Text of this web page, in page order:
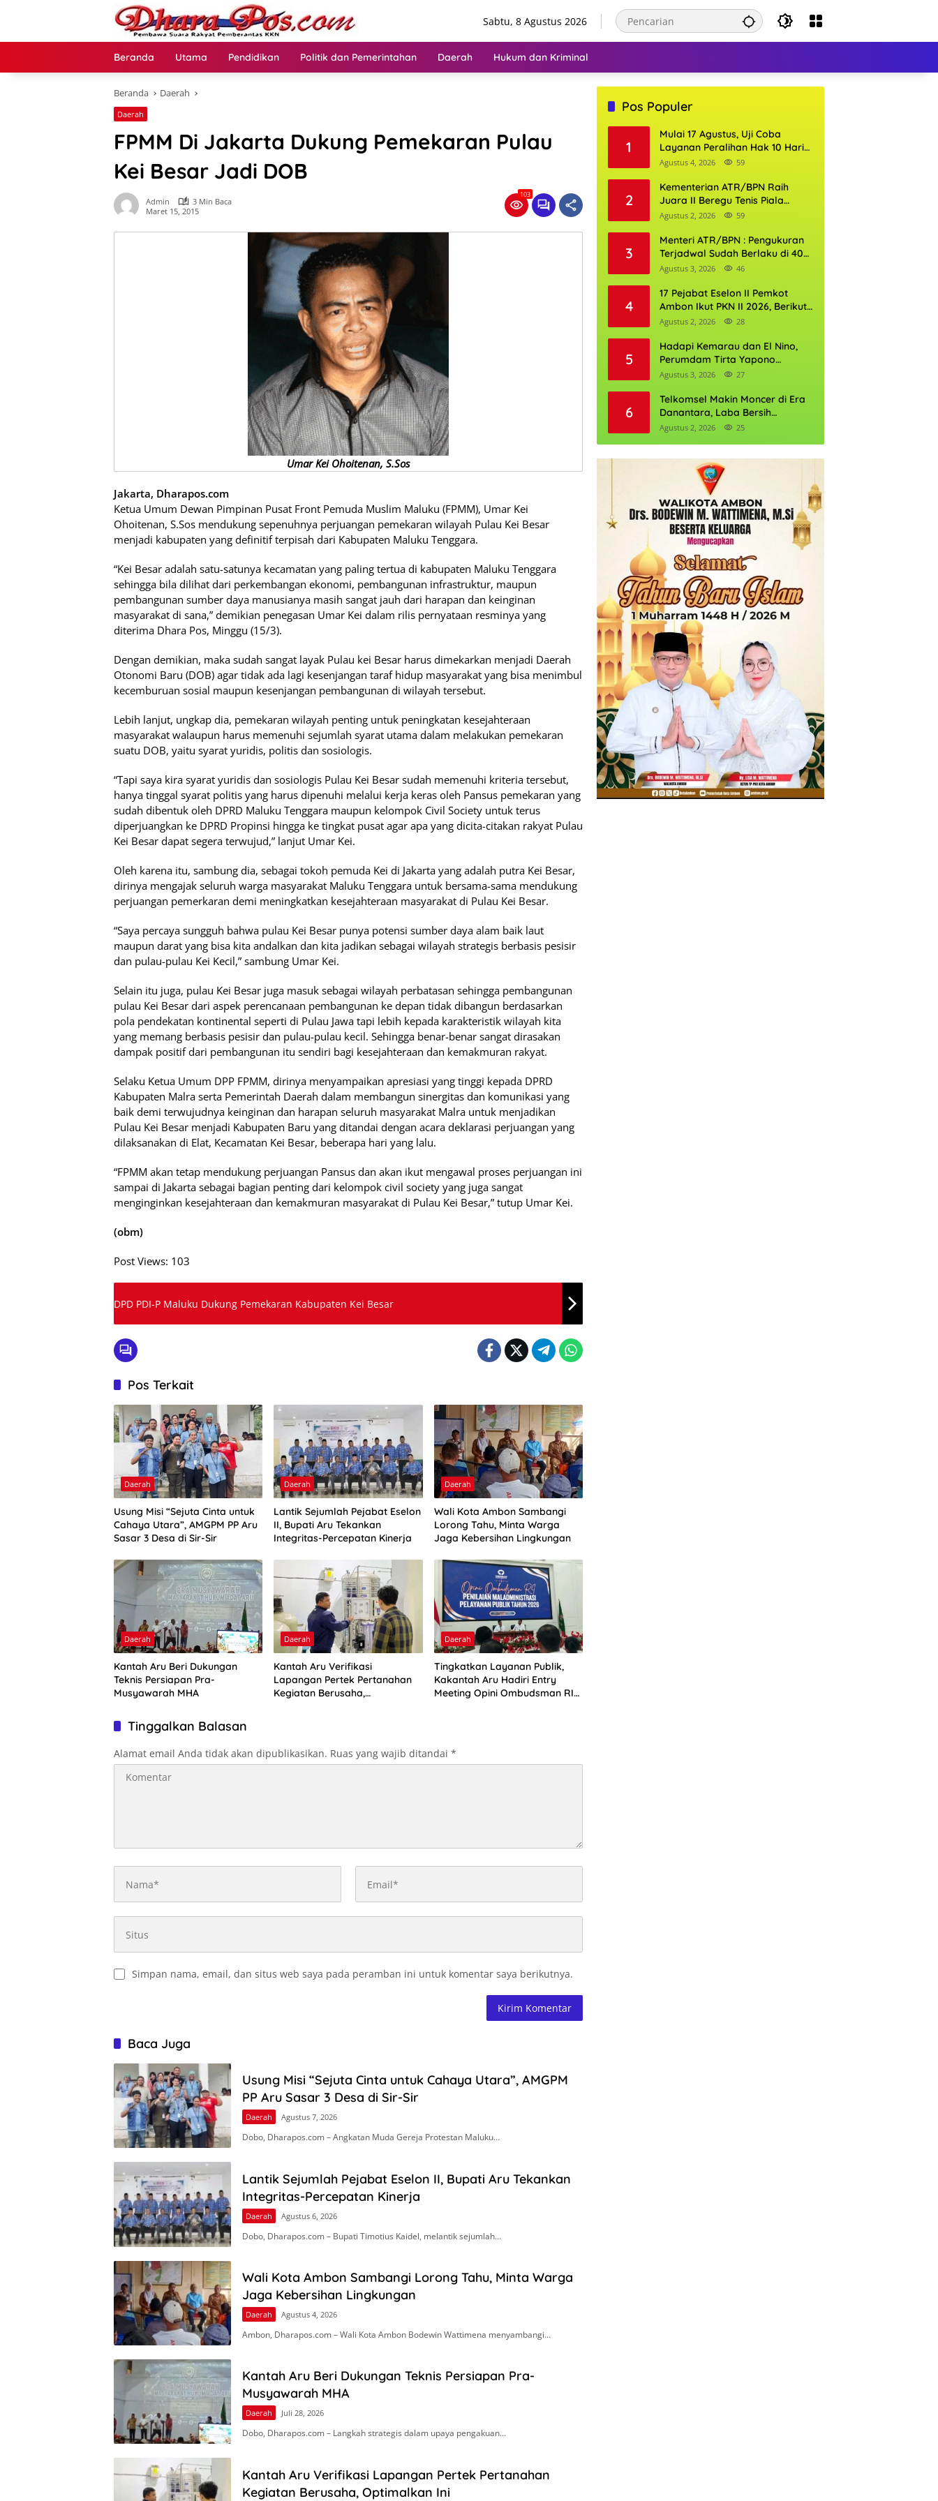
Sabtu, 8 Agustus 2026
Beranda Utama Pendidikan Politik dan Pemerintahan Daerah Hukum dan Kriminal
Beranda Daerah
Daerah
FPMM Di Jakarta Dukung Pemekaran Pulau
Kei Besar Jadi DOB
Admin
3 Min Baca
Maret 15, 2015
103
Umar Kei Ohoitenan, S.Sos
Jakarta, Dharapos.com
Ketua Umum Dewan Pimpinan Pusat Front Pemuda Muslim Maluku (FPMM), Umar Kei
Ohoitenan, S.Sos mendukung sepenuhnya perjuangan pemekaran wilayah Pulau Kei Besar
menjadi kabupaten yang definitif terpisah dari Kabupaten Maluku Tenggara.
“Kei Besar adalah satu-satunya kecamatan yang paling tertua di kabupaten Maluku Tenggara
sehingga bila dilihat dari perkembangan ekonomi, pembangunan infrastruktur, maupun
pembangunan sumber daya manusianya masih sangat jauh dari harapan dan keinginan
masyarakat di sana,” demikian penegasan Umar Kei dalam rilis pernyataan resminya yang
diterima Dhara Pos, Minggu (15/3).
Dengan demikian, maka sudah sangat layak Pulau kei Besar harus dimekarkan menjadi Daerah
Otonomi Baru (DOB) agar tidak ada lagi kesenjangan taraf hidup masyarakat yang bisa menimbul
kecemburuan sosial maupun kesenjangan pembangunan di wilayah tersebut.
Lebih lanjut, ungkap dia, pemekaran wilayah penting untuk peningkatan kesejahteraan
masyarakat walaupun harus memenuhi sejumlah syarat utama dalam melakukan pemekaran
suatu DOB, yaitu syarat yuridis, politis dan sosiologis.
“Tapi saya kira syarat yuridis dan sosiologis Pulau Kei Besar sudah memenuhi kriteria tersebut,
hanya tinggal syarat politis yang harus dipenuhi melalui kerja keras oleh Pansus pemekaran yang
sudah dibentuk oleh DPRD Maluku Tenggara maupun kelompok Civil Society untuk terus
diperjuangkan ke DPRD Propinsi hingga ke tingkat pusat agar apa yang dicita-citakan rakyat Pulau
Kei Besar dapat segera terwujud,” lanjut Umar Kei.
Oleh karena itu, sambung dia, sebagai tokoh pemuda Kei di Jakarta yang adalah putra Kei Besar,
dirinya mengajak seluruh warga masyarakat Maluku Tenggara untuk bersama-sama mendukung
perjuangan pemerkaran demi meningkatkan kesejahteraan masyarakat di Pulau Kei Besar.
“Saya percaya sungguh bahwa pulau Kei Besar punya potensi sumber daya alam baik laut
maupun darat yang bisa kita andalkan dan kita jadikan sebagai wilayah strategis berbasis pesisir
dan pulau-pulau Kei Kecil,” sambung Umar Kei.
Selain itu juga, pulau Kei Besar juga masuk sebagai wilayah perbatasan sehingga pembangunan
pulau Kei Besar dari aspek perencanaan pembangunan ke depan tidak dibangun berdasarkan
pola pendekatan kontinental seperti di Pulau Jawa tapi lebih kepada karakteristik wilayah kita
yang memang berbasis pesisir dan pulau-pulau kecil. Sehingga benar-benar sangat dirasakan
dampak positif dari pembangunan itu sendiri bagi kesejahteraan dan kemakmuran rakyat.
Selaku Ketua Umum DPP FPMM, dirinya menyampaikan apresiasi yang tinggi kepada DPRD
Kabupaten Malra serta Pemerintah Daerah dalam membangun sinergitas dan komunikasi yang
baik demi terwujudnya keinginan dan harapan seluruh masyarakat Malra untuk menjadikan
Pulau Kei Besar menjadi Kabupaten Baru yang ditandai dengan acara deklarasi perjuangan yang
dilaksanakan di Elat, Kecamatan Kei Besar, beberapa hari yang lalu.
“FPMM akan tetap mendukung perjuangan Pansus dan akan ikut mengawal proses perjuangan ini
sampai di Jakarta sebagai bagian penting dari kelompok civil society yang juga sangat
menginginkan kesejahteraan dan kemakmuran masyarakat di Pulau Kei Besar,” tutup Umar Kei.
(obm)
Post Views: 103
DPD PDI-P Maluku Dukung Pemekaran Kabupaten Kei Besar
Pos Terkait
Daerah
Usung Misi “Sejuta Cinta untuk
Cahaya Utara”, AMGPM PP Aru
Sasar 3 Desa di Sir-Sir
Daerah
Lantik Sejumlah Pejabat Eselon
II, Bupati Aru Tekankan
Integritas-Percepatan Kinerja
Daerah
Wali Kota Ambon Sambangi
Lorong Tahu, Minta Warga
Jaga Kebersihan Lingkungan
Daerah
Kantah Aru Beri Dukungan
Teknis Persiapan Pra-
Musyawarah MHA
Daerah
Kantah Aru Verifikasi
Lapangan Pertek Pertanahan
Kegiatan Berusaha,
Daerah
Tingkatkan Layanan Publik,
Kakantah Aru Hadiri Entry
Meeting Opini Ombudsman RI
Tinggalkan Balasan
Alamat email Anda tidak akan dipublikasikan. Ruas yang wajib ditandai *
Simpan nama, email, dan situs web saya pada peramban ini untuk komentar saya berikutnya.
Baca Juga
Usung Misi “Sejuta Cinta untuk Cahaya Utara”, AMGPM
PP Aru Sasar 3 Desa di Sir-Sir
Daerah Agustus 7, 2026
Dobo, Dharapos.com – Angkatan Muda Gereja Protestan Maluku…
Lantik Sejumlah Pejabat Eselon II, Bupati Aru Tekankan
Integritas-Percepatan Kinerja
Daerah Agustus 6, 2026
Dobo, Dharapos.com – Bupati Timotius Kaidel, melantik sejumlah…
Wali Kota Ambon Sambangi Lorong Tahu, Minta Warga
Jaga Kebersihan Lingkungan
Daerah Agustus 4, 2026
Ambon, Dharapos.com – Wali Kota Ambon Bodewin Wattimena menyambangi…
Kantah Aru Beri Dukungan Teknis Persiapan Pra-
Musyawarah MHA
Daerah Juli 28, 2026
Dobo, Dharapos.com – Langkah strategis dalam upaya pengakuan…
Kantah Aru Verifikasi Lapangan Pertek Pertanahan
Kegiatan Berusaha, Optimalkan Ini
Pos Populer
1
Mulai 17 Agustus, Uji Coba
Layanan Peralihan Hak 10 Hari
di 15 Kantor Pertanahan
Agustus 4, 2026 59
2
Kementerian ATR/BPN Raih
Juara II Beregu Tenis Piala
Gubernur DKI Jakarta 2026
Agustus 2, 2026 59
3
Menteri ATR/BPN : Pengukuran
Terjadwal Sudah Berlaku di 400
Kantor Pertanahan
Agustus 3, 2026 46
4
17 Pejabat Eselon II Pemkot
Ambon Ikut PKN II 2026, Berikut
Daftarnya
Agustus 2, 2026 28
5
Hadapi Kemarau dan El Nino,
Perumdam Tirta Yapono
Perkuat Cadangan Air Ambon
Agustus 3, 2026 27
6
Telkomsel Makin Moncer di Era
Danantara, Laba Bersih
Semester I 2026 Tembus Rp10,4
Agustus 2, 2026 25